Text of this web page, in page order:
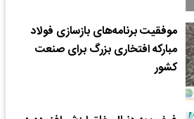
موفقیت برنامه‌های بازسازی فولاد
مبارکه افتخاری بزرگ برای صنعت
کشور